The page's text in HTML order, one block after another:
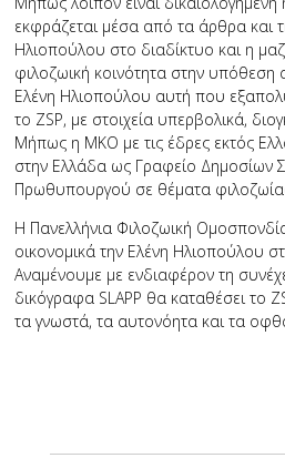
εκφράζεται μέσα από τα άρθρα και
Ηλιοπούλου στο διαδίκτυο και η
φιλοζωική κοινότητα στην υπόθεση
Ελένη Ηλιοπούλου αυτή που
το ZSP, με στοιχεία υπερβολικά,
Μήπως η ΜΚΟ με τις έδρες εκτός
στην Ελλάδα ως Γραφείο Δημοσίων
Πρωθυπουργού σε θέματα
Η Πανελλήνια Φιλοζωική
οικονομικά την Ελένη Ηλιοπούλου
Αναμένουμε με ενδιαφέρον τη
δικόγραφα SLAPP θα καταθέσει το
τα γνωστά, τα αυτονόητα και τα